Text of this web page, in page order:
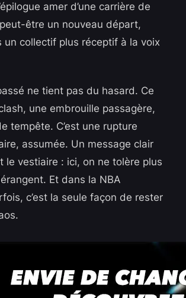
amer d’une carrière de
être un nouveau départ,
un collectif plus réceptif à la voix
ne tient pas du hasard. Ce
une embrouille passagère,
tempête. C’est une rupture
assumée. Un message clair
le vestiaire : ici, on ne tolère plus
Et dans la NBA
c’est la seule façon de rester